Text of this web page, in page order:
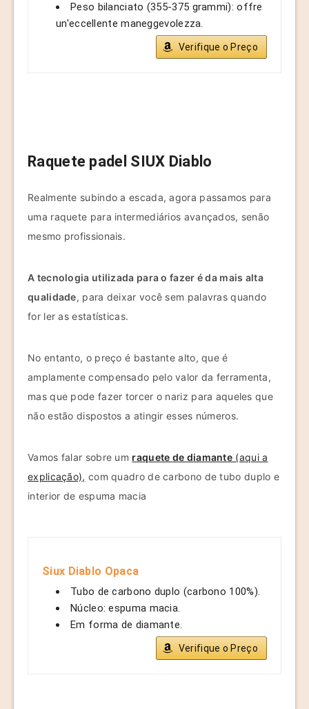
Peso bilanciato (355-375 grammi): offre
un'eccellente maneggevolezza.
Verifique o Preço
Raquete padel SIUX Diablo
Realmente subindo a escada, agora passamos para
uma raquete para intermediários avançados, senão
mesmo profissionais.
A tecnologia utilizada para o fazer é da mais alta
qualidade, para deixar você sem palavras quando
for ler as estatísticas.
No entanto, o preço é bastante alto, que é
amplamente compensado pelo valor da ferramenta,
mas que pode fazer torcer o nariz para aqueles que
não estão dispostos a atingir esses números.
Vamos falar sobre um raquete de diamante (aqui a
explicação), com quadro de carbono de tubo duplo e
interior de espuma macia
Siux Diablo Opaca
Tubo de carbono duplo (carbono 100%).
Núcleo: espuma macia.
Em forma de diamante.
Verifique o Preço